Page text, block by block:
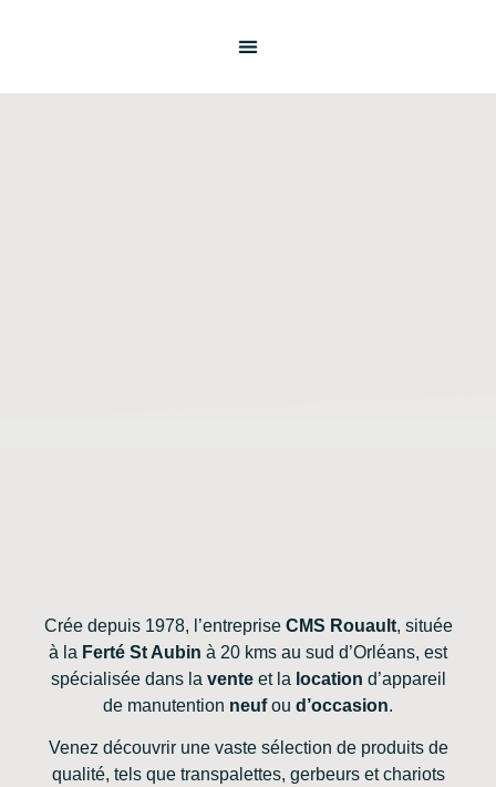
Crée depuis 1978, l’entreprise CMS Rouault, située
à la Ferté St Aubin à 20 kms au sud d’Orléans, est
spécialisée dans la venteet la location d’appareil
de manutention neufou d’occasion.
Venez découvrir une vaste sélection de produits de
qualité, tels que transpalettes, gerbeurs et chariots